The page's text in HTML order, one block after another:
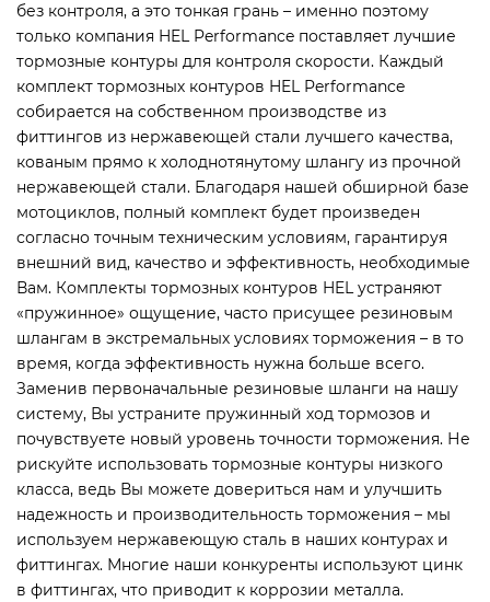
без контроля, а это тонкая грань – именно поэтому
только компания HEL Performance поставляет лучшие
тормозные контуры для контроля скорости. Каждый
комплект тормозных контуров HEL Performance
собирается на собственном производстве из
фиттингов из нержавеющей стали лучшего качества,
кованым прямо к холоднотянутому шлангу из прочной
нержавеющей стали. Благодаря нашей обширной базе
мотоциклов, полный комплект будет произведен
согласно точным техническим условиям, гарантируя
внешний вид, качество и эффективность, необходимые
Вам. Комплекты тормозных контуров HEL устраняют
«пружинное» ощущение, часто присущее резиновым
шлангам в экстремальных условиях торможения – в то
время, когда эффективность нужна больше всего.
Заменив первоначальные резиновые шланги на нашу
систему, Вы устраните пружинный ход тормозов и
почувствуете новый уровень точности торможения. Не
рискуйте использовать тормозные контуры низкого
класса, ведь Вы можете довериться нам и улучшить
надежность и производительность торможения – мы
используем нержавеющую сталь в наших контурах и
фиттингах. Многие наши конкуренты используют цинк
в фиттингах, что приводит к коррозии металла.